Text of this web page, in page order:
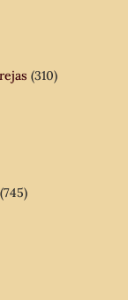
(310)
(745)